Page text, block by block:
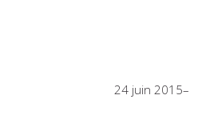
24 juin 2015